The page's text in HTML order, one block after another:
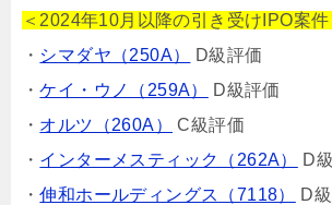
＜2024年10月以降の引き受けIPO案件
・ シマダヤ（250A）
D級評価
・ケイ・ウノ（259A）
D級評価
・ オルツ（260A）
C級評価
・ インターメスティック（262A）
D
・伸和ホールディングス（7118）
D